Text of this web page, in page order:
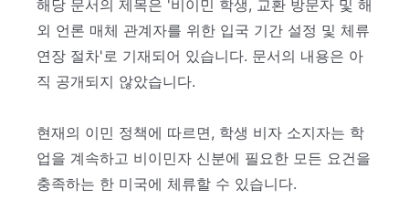
윤리강령
회원사인증
오시는길
회원사보기
정회원(유학원)
학교인증제
학교인증제란
KOSA AWARD
유학신문고
해당 문서의 제목은 '비이민 학생, 교환 방문자 및 해
외 언론 매체 관계자를 위한 입국 기간 설정 및 체류
연장 절차'로 기재되어 있습니다. 문서의 내용은 아
직 공개되지 않았습니다.
현재의 이민 정책에 따르면, 학생 비자 소지자는 학
업을 계속하고 비이민자 신분에 필요한 모든 요건을
충족하는 한 미국에 체류할 수 있습니다.